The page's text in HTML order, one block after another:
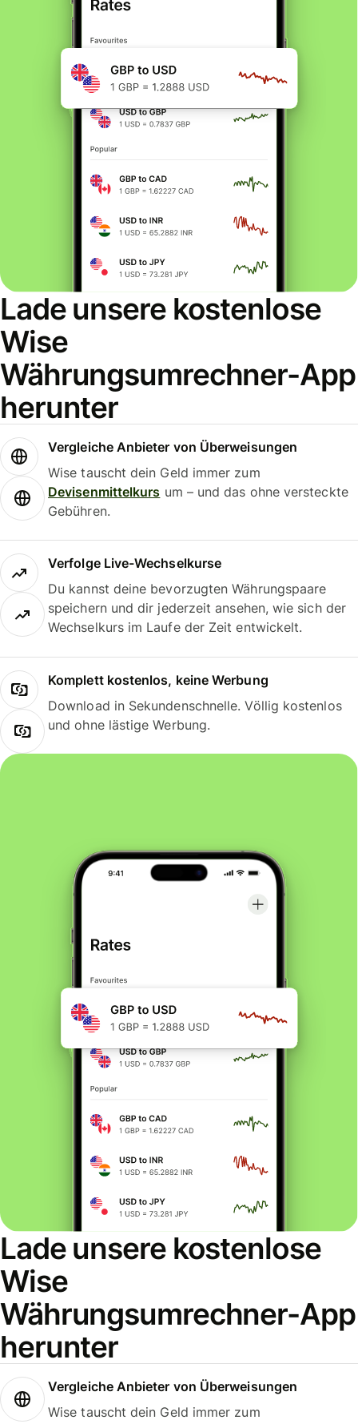
Lade unsere kostenlose
Wise
Währungsumrechner-App
herunter
Vergleiche Anbieter von Überweisungen
Wise tauscht dein Geld immer zum
Devisenmittelkurs um – und das ohne versteckte
Gebühren.
Verfolge Live-Wechselkurse
Du kannst deine bevorzugten Währungspaare
speichern und dir jederzeit ansehen, wie sich der
Wechselkurs im Laufe der Zeit entwickelt.
Komplett kostenlos, keine Werbung
Download in Sekundenschnelle. Völlig kostenlos
und ohne lästige Werbung.
Lade unsere kostenlose
Wise
Währungsumrechner-App
herunter
Vergleiche Anbieter von Überweisungen
Wise tauscht dein Geld immer zum